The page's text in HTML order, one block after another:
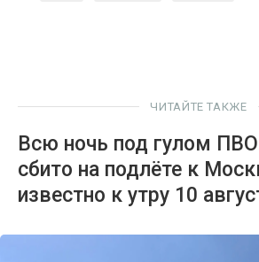
ЧИТАЙТЕ ТАКЖЕ
Всю ночь под гулом
сбито на подлёте к
известно к утру 10